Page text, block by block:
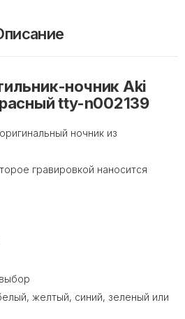
ночник Aki
tty-n002139
ночник из
гравировкой наносится
желтый, синий, зеленый или